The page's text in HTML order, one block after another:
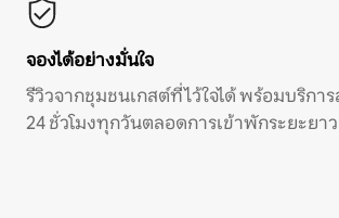
จองได้อย่างมั่นใจ
รีวิวจากชุมชนเกสต์ที่ไว้ใจได้ พร้อมบริก
24 ชั่วโมงทุกวันตลอดการเข้าพักระยะยาว